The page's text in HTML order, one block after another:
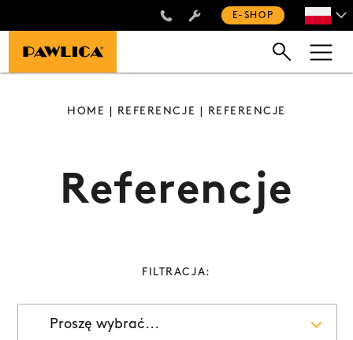
E-SHOP
HOME REFERENCJE | REFERENCJE
Referencje
FILTRACJA:
Proszę wybrać...